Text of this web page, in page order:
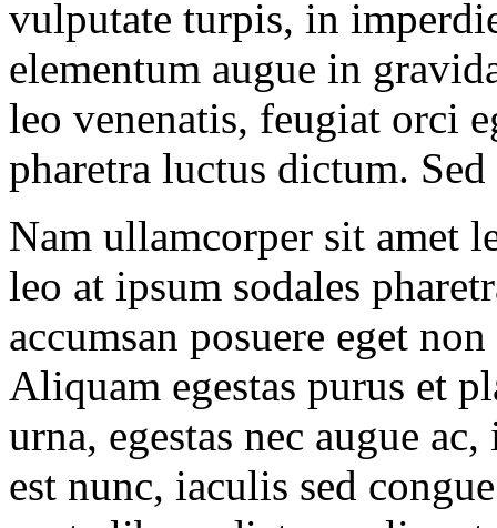
vulputate turpis, in
elementum augue in
leo venenatis, feugiat orci
pharetra luctus dictum.
Nam ullamcorper sit amet
leo at ipsum sodales
accumsan posuere eget
Aliquam egestas purus et
urna, egestas nec augue
est nunc, iaculis sed